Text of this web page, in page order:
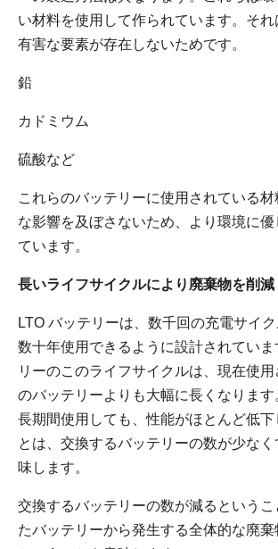
い材料を使用して作られています。そ
有害な要素が存在しないためです。
鉛
カドミウム
硫酸など
これらのバッテリーに使用されている
な影響を及ぼさないため、より環境に
ています。
長いライフサイクルにより廃棄物を削減
LTO バッテリーは、数千回の充電サイ
数十年使用できるように設計されていま
リーのこのライフサイクルは、現在使
のバッテリーよりも大幅に長くなりま
長期間使用しても、性能がほとんど低下
とは、交換するバッテリーの数が少な
味します。
交換するバッテリーの数が減るという
たバッテリーから発生する全体的な廃